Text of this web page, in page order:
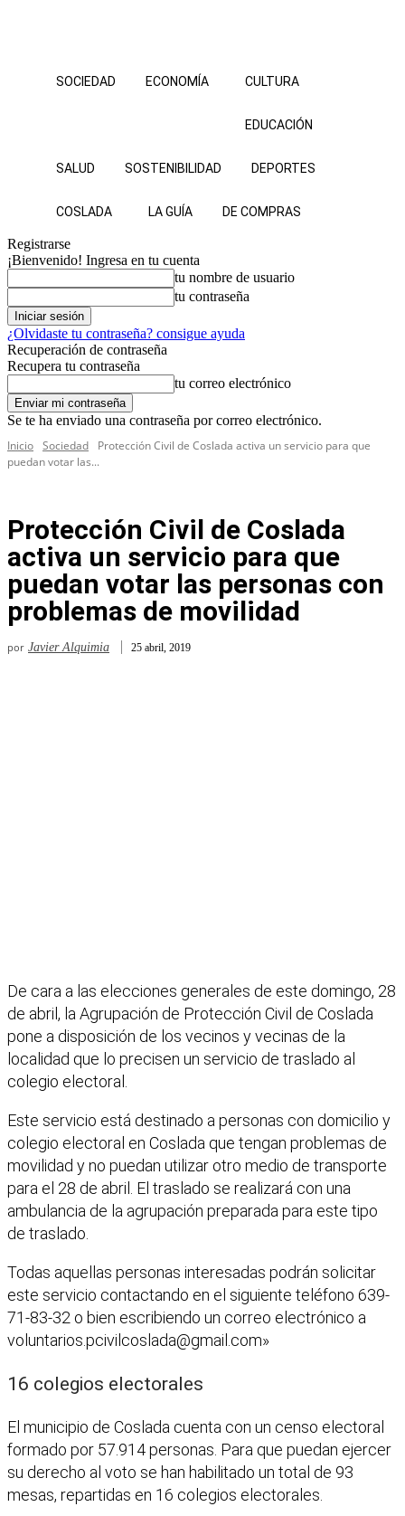
SOCIEDAD ECONOMÍA CULTURA
EDUCACIÓN
SALUD SOSTENIBILIDAD DEPORTES
COSLADA LA GUÍA DE COMPRAS
Registrarse
¡Bienvenido! Ingresa en tu cuenta
tu nombre de usuario
tu contraseña
¿Olvidaste tu contraseña? consigue ayuda
Recuperación de contraseña
Recupera tu contraseña
tu correo electrónico
Se te ha enviado una contraseña por correo electrónico.
Inicio Sociedad
Protección Civil de Coslada activa un servicio para que
puedan votar las...
Protección Civil de Coslada
activa un servicio para que
puedan votar las personas con
problemas de movilidad
por Javier Alquimia 25 abril, 2019
De cara a las elecciones generales de este domingo, 28
de abril, la Agrupación de Protección Civil de Coslada
pone a disposición de los vecinos y vecinas de la
localidad que lo precisen un servicio de traslado al
colegio electoral.
Este servicio está destinado a personas con domicilio y
colegio electoral en Coslada que tengan problemas de
movilidad y no puedan utilizar otro medio de transporte
para el 28 de abril. El traslado se realizará con una
ambulancia de la agrupación preparada para este tipo
de traslado.
Todas aquellas personas interesadas podrán solicitar
este servicio contactando en el siguiente teléfono 639-
71-83-32 o bien escribiendo un correo electrónico a
voluntarios.pcivilcoslada@gmail.com»
16 colegios electorales
El municipio de Coslada cuenta con un censo electoral
formado por 57.914 personas. Para que puedan ejercer
su derecho al voto se han habilitado un total de 93
mesas, repartidas en 16 colegios electorales.